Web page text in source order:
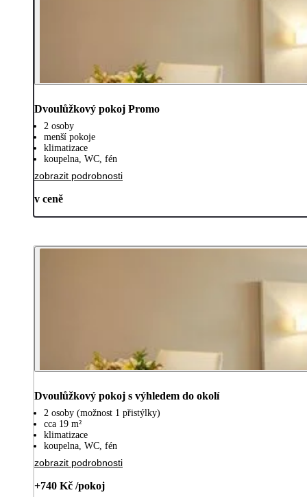
Dvoulůžkový pokoj Promo
2 osoby
menší pokoje
klimatizace
koupelna, WC, fén
zobrazit podrobnosti
v ceně
Dvoulůžkový pokoj s výhledem do okolí
2 osoby (možnost 1 přistýlky)
cca 19 m²
klimatizace
koupelna, WC, fén
zobrazit podrobnosti
+740 Kč /pokoj